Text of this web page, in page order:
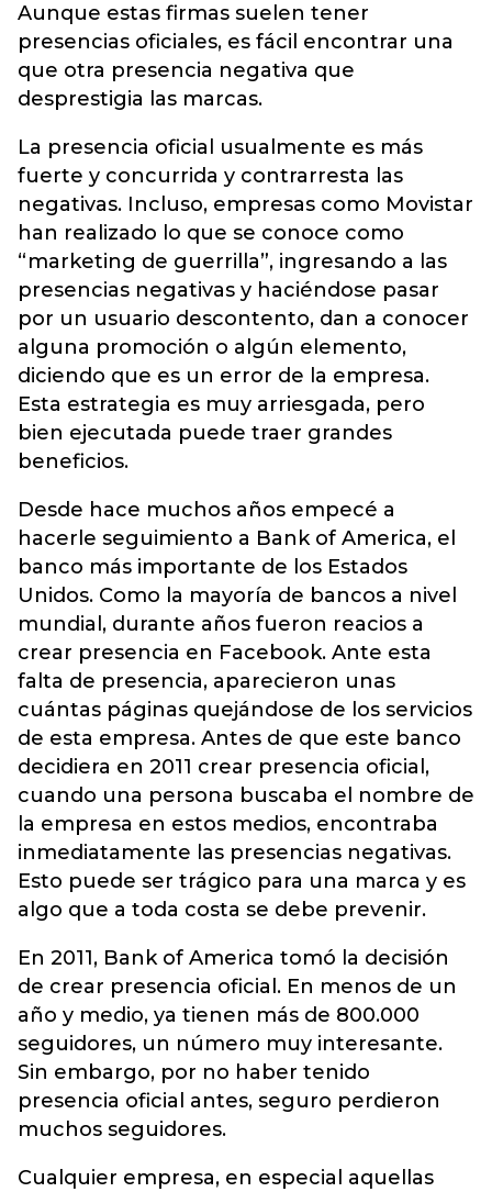
Aunque estas firmas suelen tener
presencias oficiales, es fácil encontrar una
que otra presencia negativa que
desprestigia las marcas.
La presencia oficial usualmente es más
fuerte y concurrida y contrarresta las
negativas. Incluso, empresas como Movistar
han realizado lo que se conoce como
“marketing de guerrilla”, ingresando a las
presencias negativas y haciéndose pasar
por un usuario descontento, dan a conocer
alguna promoción o algún elemento,
diciendo que es un error de la empresa.
Esta estrategia es muy arriesgada, pero
bien ejecutada puede traer grandes
beneficios.
Desde hace muchos años empecé a
hacerle seguimiento a Bank of America, el
banco más importante de los Estados
Unidos. Como la mayoría de bancos a nivel
mundial, durante años fueron reacios a
crear presencia en Facebook. Ante esta
falta de presencia, aparecieron unas
cuántas páginas quejándose de los servicios
de esta empresa. Antes de que este banco
decidiera en 2011 crear presencia oficial,
cuando una persona buscaba el nombre de
la empresa en estos medios, encontraba
inmediatamente las presencias negativas.
Esto puede ser trágico para una marca y es
algo que a toda costa se debe prevenir.
En 2011, Bank of America tomó la decisión
de crear presencia oficial. En menos de un
año y medio, ya tienen más de 800.000
seguidores, un número muy interesante.
Sin embargo, por no haber tenido
presencia oficial antes, seguro perdieron
muchos seguidores.
Cualquier empresa, en especial aquellas